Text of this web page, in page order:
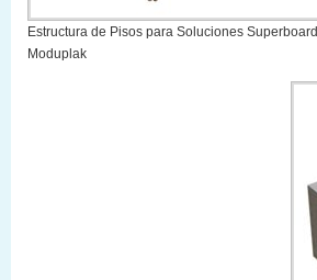
Estructura de Pisos para Soluciones Superboard
Moduplak